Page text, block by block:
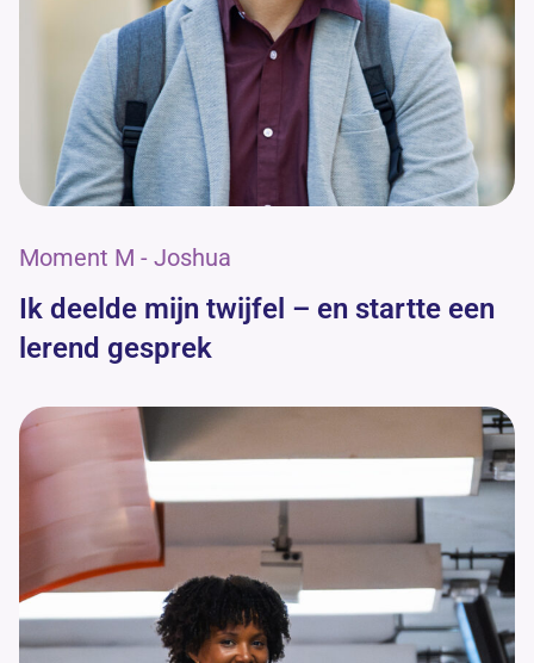
Moment M - Joshua
Ik deelde mijn twijfel – en startte een
lerend gesprek